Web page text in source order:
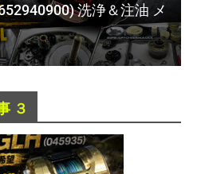
洗浄＆注油 メ
３